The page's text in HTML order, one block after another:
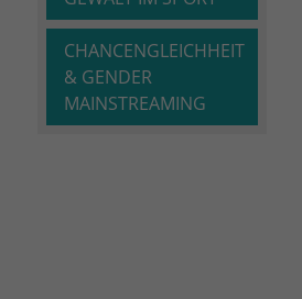
CHANCENGLEICHHEIT
& GENDER
MAINSTREAMING